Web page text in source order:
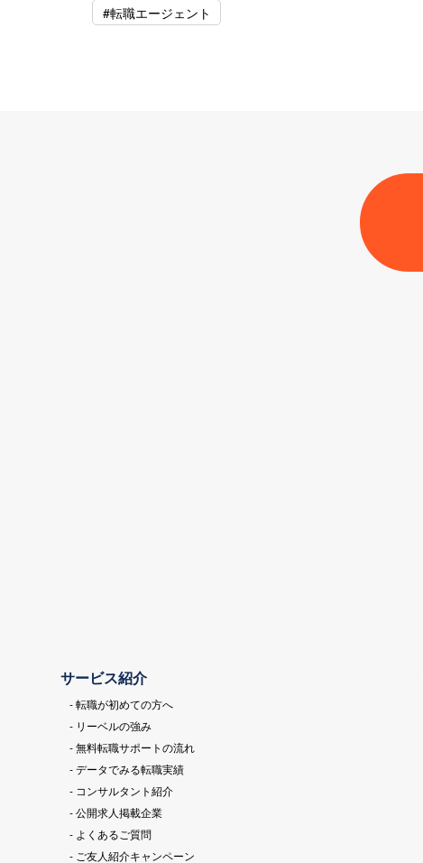
#転職エージェント
サービス紹介
- 転職が初めての方へ
- リーベルの強み
- 無料転職サポートの流れ
- データでみる転職実績
- コンサルタント紹介
- 公開求人掲載企業
- よくあるご質問
- ご友人紹介キャンペーン